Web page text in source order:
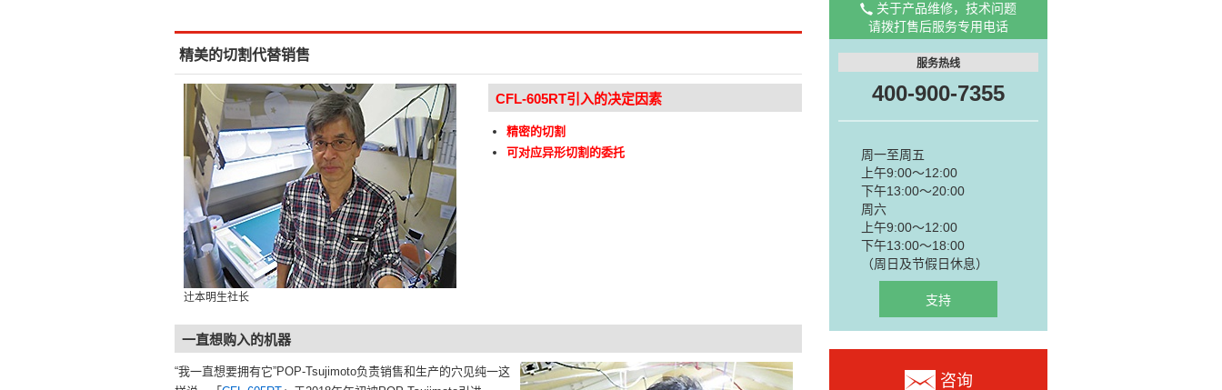
精美的切割代替销售
辻本明生社长
CFL-605RT引入的决定因素
精密的切割
可对应异形切割的委托
一直想购入的机器
“我一直想要拥有它”POP-Tsujimoto负责销售和生产的穴见纯一这
关于产品维修，技术问题
请拨打售后服务专用电话
服务热线
400-900-7355
周一至周五
上午9:00～12:00
下午13:00～20:00
周六
上午9:00～12:00
下午13:00～18:00
（周日及节假日休息）
支持
咨询